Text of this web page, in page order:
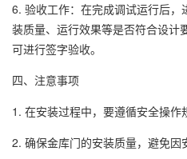
6. 验收工作：在完成调试运行后
装质量、运行效果等是否符合设计
可进行签字验收。
四、注意事项
1. 在安装过程中，要遵循安全操作
2. 确保金库门的安装质量，避免因